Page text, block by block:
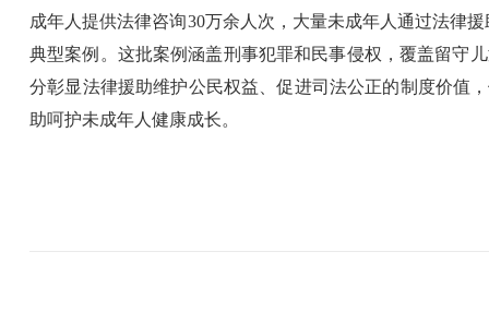
成年人提供法律咨询30万余人次，大量未成年人通过法律
典型案例。这批案例涵盖刑事犯罪和民事侵权，覆盖留守
分彰显法律援助维护公民权益、促进司法公正的制度价值
助呵护未成年人健康成长。